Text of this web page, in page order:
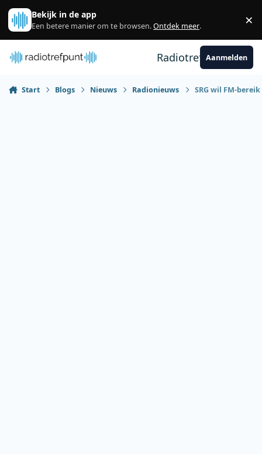
Spring naar bijdragen
Bekijk in de app
Een betere manier om te browsen.Ontdek meer. ×
RadiotrefpuntAanmelden
Start Blogs Nieuws Radionieuws SRG wil FM-